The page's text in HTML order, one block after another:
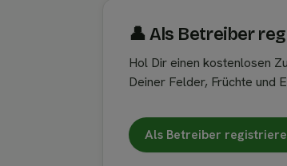
👤︎ Als Betreiber
Hol Dir einen kostenlosen
Deiner Felder, Früchte und
Als Betreiber